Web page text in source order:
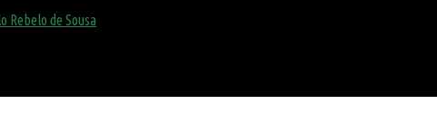
Rebelo de Sousa